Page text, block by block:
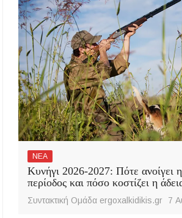
ΝΕΑ
Κυνήγι 2026-2027: Πότε ανοίγει
περίοδος και πόσο κοστίζει η
Συντακτική Ομάδα ergoxalkidikis.gr 7